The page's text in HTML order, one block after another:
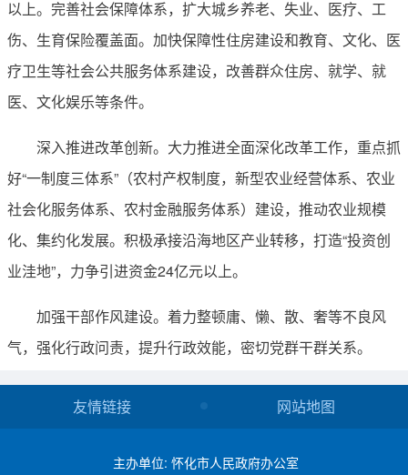
以上。完善社会保障体系，扩大城乡养老、失业、医疗、工
伤、生育保险覆盖面。加快保障性住房建设和教育、文化、医
疗卫生等社会公共服务体系建设，改善群众住房、就学、就
医、文化娱乐等条件。
深入推进改革创新。大力推进全面深化改革工作，重点抓
好“一制度三体系”（农村产权制度，新型农业经营体系、农业
社会化服务体系、农村金融服务体系）建设，推动农业规模
化、集约化发展。积极承接沿海地区产业转移，打造“投资创
业洼地”，力争引进资金24亿元以上。
加强干部作风建设。着力整顿庸、懒、散、奢等不良风
气，强化行政问责，提升行政效能，密切党群干群关系。
友情链接 网站地图
主办单位: 怀化市人民政府办公室